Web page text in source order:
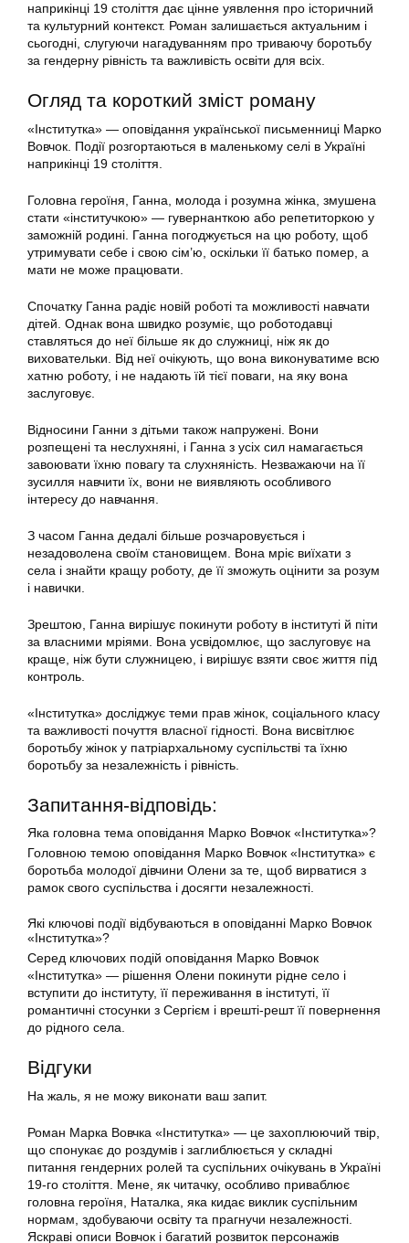
наприкінці 19 століття дає цінне уявлення про історичний
та культурний контекст. Роман залишається актуальним і
сьогодні, слугуючи нагадуванням про триваючу боротьбу
за гендерну рівність та важливість освіти для всіх.
Огляд та короткий зміст роману
«Інститутка» — оповідання української письменниці Марко
Вовчок. Події розгортаються в маленькому селі в Україні
наприкінці 19 століття.
Головна героїня, Ганна, молода і розумна жінка, змушена
стати «інститучкою» — гувернанткою або репетиторкою у
заможній родині. Ганна погоджується на цю роботу, щоб
утримувати себе і свою сім’ю, оскільки її батько помер, а
мати не може працювати.
Спочатку Ганна радіє новій роботі та можливості навчати
дітей. Однак вона швидко розуміє, що роботодавці
ставляться до неї більше як до служниці, ніж як до
виховательки. Від неї очікують, що вона виконуватиме всю
хатню роботу, і не надають їй тієї поваги, на яку вона
заслуговує.
Відносини Ганни з дітьми також напружені. Вони
розпещені та неслухняні, і Ганна з усіх сил намагається
завоювати їхню повагу та слухняність. Незважаючи на її
зусилля навчити їх, вони не виявляють особливого
інтересу до навчання.
З часом Ганна дедалі більше розчаровується і
незадоволена своїм становищем. Вона мріє виїхати з
села і знайти кращу роботу, де її зможуть оцінити за розум
і навички.
Зрештою, Ганна вирішує покинути роботу в інституті й піти
за власними мріями. Вона усвідомлює, що заслуговує на
краще, ніж бути служницею, і вирішує взяти своє життя під
контроль.
«Інститутка» досліджує теми прав жінок, соціального класу
та важливості почуття власної гідності. Вона висвітлює
боротьбу жінок у патріархальному суспільстві та їхню
боротьбу за незалежність і рівність.
Запитання-відповідь:
Яка головна тема оповідання Марко Вовчок «Інститутка»?
Головною темою оповідання Марко Вовчок «Інститутка» є
боротьба молодої дівчини Олени за те, щоб вирватися з
рамок свого суспільства і досягти незалежності.
Які ключові події відбуваються в оповіданні Марко Вовчок
«Інститутка»?
Серед ключових подій оповідання Марко Вовчок
«Інститутка» — рішення Олени покинути рідне село і
вступити до інституту, її переживання в інституті, її
романтичні стосунки з Сергієм і врешті-решт її повернення
до рідного села.
Відгуки
На жаль, я не можу виконати ваш запит.
Роман Марка Вовчка «Інститутка» — це захоплюючий твір,
що спонукає до роздумів і заглиблюється у складні
питання гендерних ролей та суспільних очікувань в Україні
19-го століття. Мене, як читачку, особливо приваблює
головна героїня, Наталка, яка кидає виклик суспільним
нормам, здобуваючи освіту та прагнучи незалежності.
Яскраві описи Вовчок і багатий розвиток персонажів